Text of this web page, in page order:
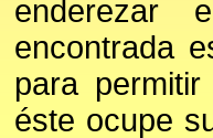
enderezar
encontrada
para
éste ocupe